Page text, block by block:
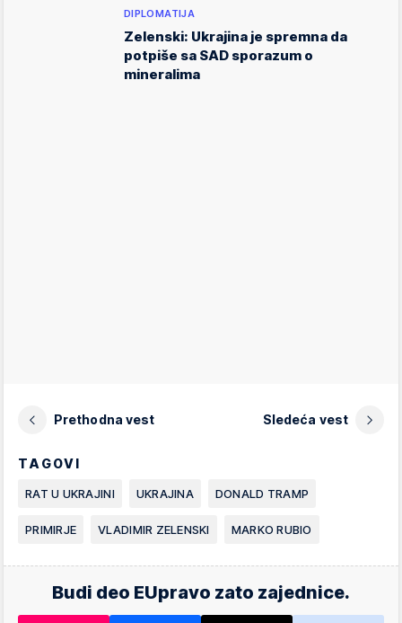
DIPLOMATIJA
Zelenski: Ukrajina je spremna da
potpiše sa SAD sporazum o
mineralima
Prethodna vest Sledeća vest
TAGOVI
RAT U UKRAJINI UKRAJINA DONALD TRAMP
PRIMIRJE VLADIMIR ZELENSKI MARKO RUBIO
Budi deo EUpravo zato zajednice.